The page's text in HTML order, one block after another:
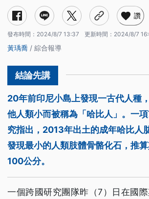
讚
發布時間： 2024/8/7 13:37 更新時間： 2024/8/7
黃瑀喬 / 綜合報導
20年前印尼小島上發現一古代人種
他人類小而被稱為「哈比人」。一
究指出，2013年出土的成年哈比人
發現最小的人類肢體骨骼化石，推
100公分。
一個跨國研究團隊昨（7）日在國際